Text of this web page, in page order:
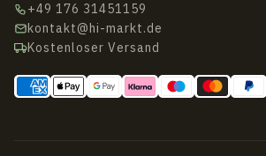
+49 176 31451159
kontakt@hi-markt.de
Kostenloser Versand